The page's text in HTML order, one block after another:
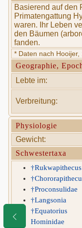
Basierend auf den
Primatengattung
waren. Ihr Leben
den Bäumen
fanden.
* Daten nach Hooijer,
Geographie,
Lebte im:
Verbreitung:
Physiologie
Gewicht:
Schwestertaxa
†Rukwapithecus
†Proconsulidae
†Langsonia
†Equatorius
Hominidae